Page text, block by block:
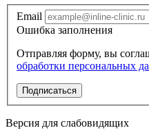
Email
Ошибка заполнения
Отправляя форму, вы
обработки персональных
Подписаться
Версия для слабовидящих